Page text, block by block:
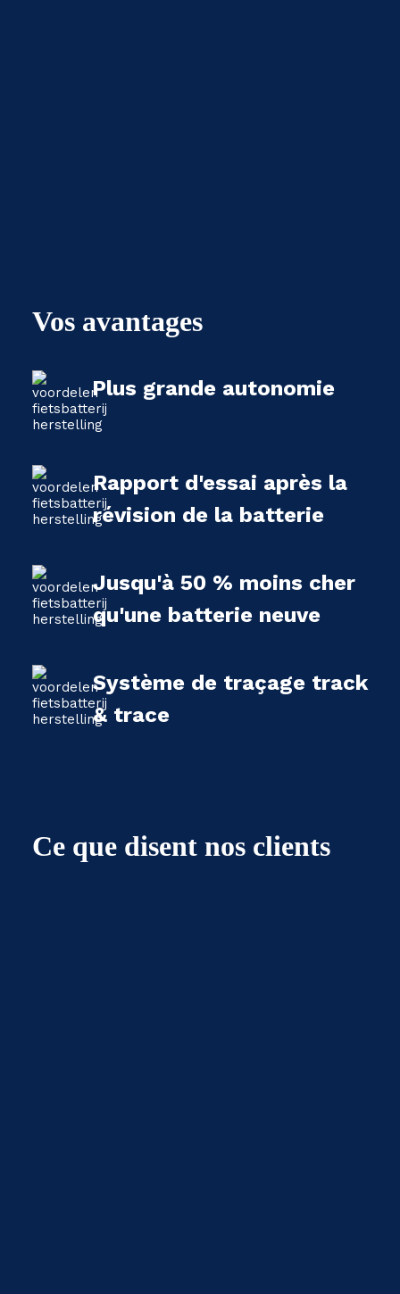
Vos avantages
Plus grande autonomie
Rapport d'essai après la
révision de la batterie
Jusqu'à 50 % moins cher
qu'une batterie neuve
Système de traçage track
& trace
Ce que disent nos clients